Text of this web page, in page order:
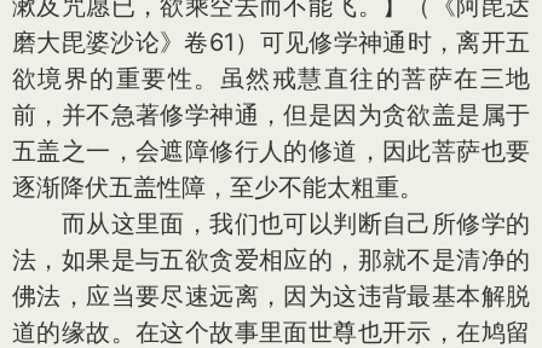
漱及咒愿已，欲乘空去而不能飞。】（《阿毘达
磨大毘婆沙论》卷61）可见修学神通时，离开五
欲境界的重要性。虽然戒慧直往的菩萨在三地
前，并不急著修学神通，但是因为贪欲盖是属于
五盖之一，会遮障修行人的修道，因此菩萨也要
逐渐降伏五盖性障，至少不能太粗重。
而从这里面，我们也可以判断自己所修学的
法，如果是与五欲贪爱相应的，那就不是清净的
佛法，应当要尽速远离，因为这违背最基本解脱
道的缘故。在这个故事里面世尊也开示，在鸠留